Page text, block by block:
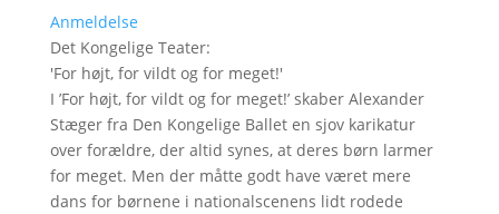
Anmeldelse
Det Kongelige Teater:
'For højt, for vildt og for meget!'
I ’For højt, for vildt og for meget!’ skaber Alexander
Stæger fra Den Kongelige Ballet en sjov karikatur
over forældre, der altid synes, at deres børn larmer
for meget. Men der måtte godt have været mere
dans for børnene i nationalscenens lidt rodede